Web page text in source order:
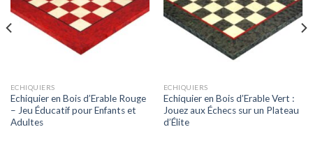
ECHIQUIERS
Echiquier en Bois d’Erable Rouge
– Jeu Éducatif pour Enfants et
Adultes
ECHIQUIERS
Echiquier en Bois d’Erable Vert :
Jouez aux Échecs sur un Plateau
d’Élite